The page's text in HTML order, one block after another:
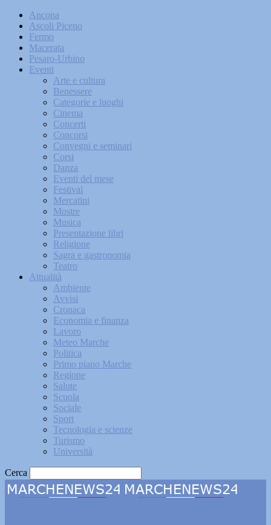
Ancona
Ascoli Piceno
Fermo
Macerata
Pesaro-Urbino
Eventi
Arte e cultura
Benessere
Categorie e luoghi
Cinema
Concerti
Concorsi
Convegni e seminari
Corsi
Danza
Eventi del mese
Festival
Mercatini
Mostre
Musica
Presentazione libri
Religione
Sagra e gastronomia
Teatro
Attualità
Ambiente
Avvisi
Cronaca
Economia e finanza
Lavoro
Meteo Marche
Politica
Primo piano Marche
Regione
Salute
Scuola
Sociale
Sport
Tecnologia e scienze
Turismo
Università
Cerca